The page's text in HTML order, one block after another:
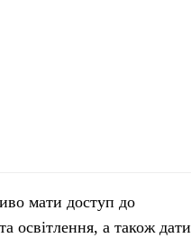
мати доступ до
освітлення, а також дати